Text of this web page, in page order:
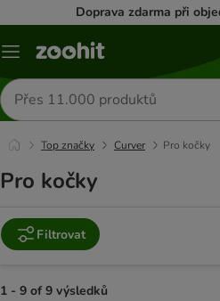
Doprava zdarma při
Menu
Hledat
produkty
Top značky Curver Pro kočky
Pro kočky
Filtrovat
1 - 9 of 9 výsledků